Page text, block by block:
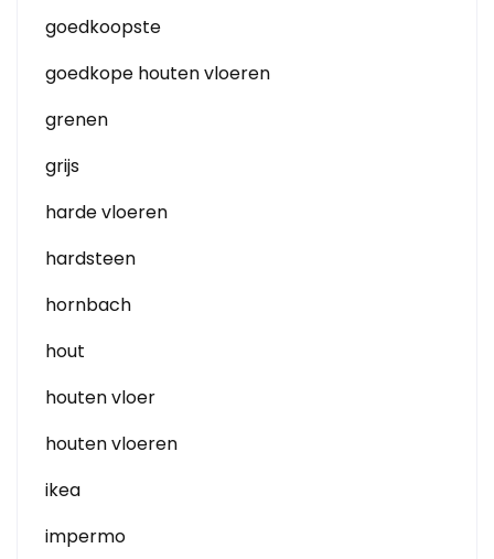
goedkoopste
goedkope houten vloeren
grenen
grijs
harde vloeren
hardsteen
hornbach
hout
houten vloer
houten vloeren
ikea
impermo